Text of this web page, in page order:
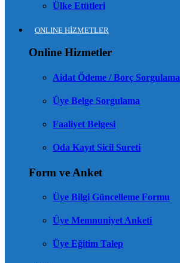
Ülke Etütleri
ONLINE HİZMETLER
Online Hizmetler
Aidat Ödeme / Borç Sorgulama
Üye Belge Sorgulama
Faaliyet Belgesi
Oda Kayıt Sicil Sureti
Form ve Anket
Üye Bilgi Güncelleme Formu
Üye Memnuniyet Anketi
Üye Eğitim Talep